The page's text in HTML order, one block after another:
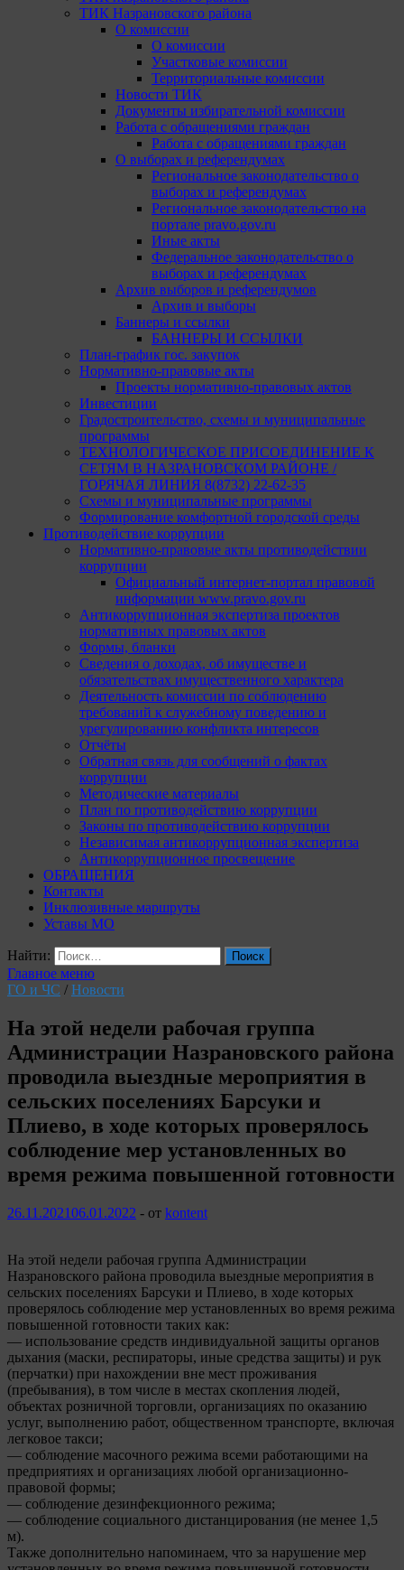
ТИК Назрановского района
О комиссии
О комиссии
Участковые комиссии
Территориальные комиссии
Новости ТИК
Документы избирательной комиссии
Работа с обращениями граждан
Работа с обращениями граждан
О выборах и референдумах
Региональное законодательство о
выборах и референдумах
Региональное законодательство на
портале pravo.gov.ru
Иные акты
Федеральное законодательство о
выборах и референдумах
Архив выборов и референдумов
Архив и выборы
Баннеры и ссылки
БАННЕРЫ И ССЫЛКИ
План-график гос. закупок
Нормативно-правовые акты
Проекты нормативно-правовых актов
Инвестиции
Градостроительство, схемы и муниципальные
программы
ТЕХНОЛОГИЧЕСКОЕ ПРИСОЕДИНЕНИЕ К
СЕТЯМ В НАЗРАНОВСКОМ РАЙОНЕ /
ГОРЯЧАЯ ЛИНИЯ 8(8732) 22-62-35
Схемы и муниципальные программы
Формирование комфортной городской среды
Противодействие коррупции
Нормативно-правовые акты противодействии
коррупции
Официальный интернет-портал правовой
информации www.pravo.gov.ru
Антикоррупционная экспертиза проектов
нормативных правовых актов
Формы, бланки
Сведения о доходах, об имуществе и
обязательствах имущественного характера
Деятельность комиссии по соблюдению
требований к служебному поведению и
урегулированию конфликта интересов
Отчёты
Обратная связь для сообщений о фактах
коррупции
Методические материалы
План по противодействию коррупции
Законы по противодействию коррупции
Независимая антикоррупционная экспертиза
Антикоррупционное просвещение
ОБРАЩЕНИЯ
Контакты
Инклюзивные маршруты
Уставы МО
Найти:
Главное меню
ГО и ЧС / Новости
На этой недели рабочая группа
Администрации Назрановского района
проводила выездные мероприятия в
сельских поселениях Барсуки и
Плиево, в ходе которых проверялось
соблюдение мер установленных во
время режима повышенной готовности
26.11.202106.01.2022 - от kontent
На этой недели рабочая группа Администрации
Назрановского района проводила выездные мероприятия в
сельских поселениях Барсуки и Плиево, в ходе которых
проверялось соблюдение мер установленных во время режима
повышенной готовности таких как:
— использование средств индивидуальной защиты органов
дыхания (маски, респираторы, иные средства защиты) и рук
(перчатки) при нахождении вне мест проживания
(пребывания), в том числе в местах скопления людей,
объектах розничной торговли, организациях по оказанию
услуг, выполнению работ, общественном транспорте, включая
легковое такси;
— соблюдение масочного режима всеми работающими на
предприятиях и организациях любой организационно-
правовой формы;
— соблюдение дезинфекционного режима;
— соблюдение социального дистанцирования (не менее 1,5
м).
Также дополнительно напоминаем, что за нарушение мер